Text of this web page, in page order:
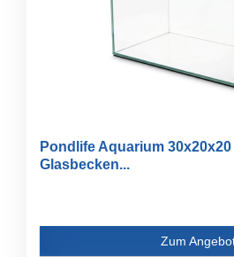
Pondlife Aquarium
Glasbecken...
Zum